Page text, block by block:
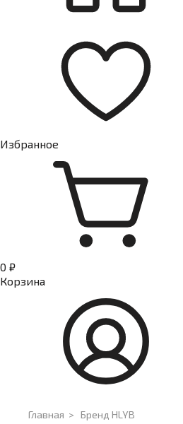
Избранное
0 ₽
Корзина
Главная > Бренд HLYB